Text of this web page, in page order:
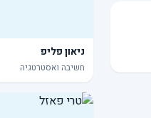
ניאון פליפ
חשיבה ואסטרטגיה